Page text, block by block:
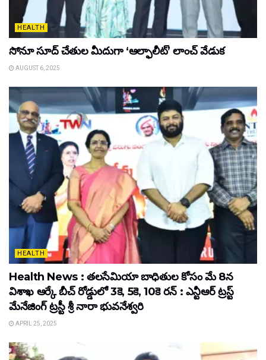
HEALTH
సోనూ సూద్ చేతుల మీదుగా ‘ఆల్ఫాలీట్’ లాంచ్ వేడుక
AUGUST 6, 2025
HEALTH
Health News : తలసేమియా బాధితుల కోసం మే 8న
విశాఖ ఆర్కే బీచ్‌ రోడ్డులో 3కె, 5కె, 10కె రన్‌ : ఎన్టీఆర్‌ ట్రస్ట్‌
మేనేజింగ్‌ ట్రస్టీ శ్రీ నారా భువనేశ్వరి
APRIL 25, 2025